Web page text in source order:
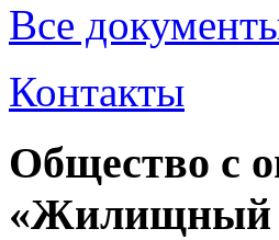
Все
Контакты
Общество с
«Жилищный